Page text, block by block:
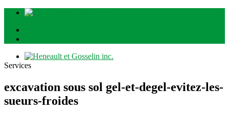
Services
excavation sous sol gel-et-degel-evitez-les-
sueurs-froides